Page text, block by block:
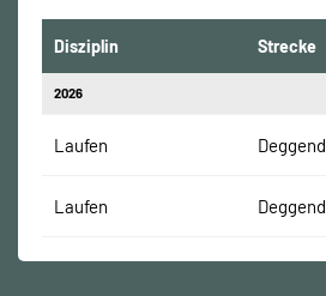
Disziplin Strecke
2026
Laufen
Laufen